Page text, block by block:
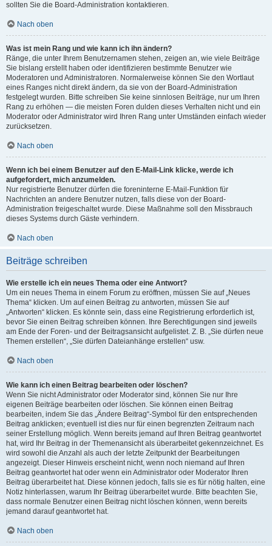
sollten Sie die Board-Administration kontaktieren.
Nach oben
Was ist mein Rang und wie kann ich ihn ändern?
Ränge, die unter Ihrem Benutzernamen stehen, zeigen an, wie viele Beiträge
Sie bislang erstellt haben oder identifizieren bestimmte Benutzer wie
Moderatoren und Administratoren. Normalerweise können Sie den Wortlaut
eines Ranges nicht direkt ändern, da sie von der Board-Administration
festgelegt wurden. Bitte schreiben Sie keine sinnlosen Beiträge, nur um Ihren
Rang zu erhöhen — die meisten Foren dulden dieses Verhalten nicht und ein
Moderator oder Administrator wird Ihren Rang unter Umständen einfach wieder
zurücksetzen.
Nach oben
Wenn ich bei einem Benutzer auf den E-Mail-Link klicke, werde ich
aufgefordert, mich anzumelden.
Nur registrierte Benutzer dürfen die foreninterne E-Mail-Funktion für
Nachrichten an andere Benutzer nutzen, falls diese von der Board-
Administration freigeschaltet wurde. Diese Maßnahme soll den Missbrauch
dieses Systems durch Gäste verhindern.
Nach oben
Beiträge schreiben
Wie erstelle ich ein neues Thema oder eine Antwort?
Um ein neues Thema in einem Forum zu eröffnen, müssen Sie auf „Neues
Thema“ klicken. Um auf einen Beitrag zu antworten, müssen Sie auf
„Antworten“ klicken. Es könnte sein, dass eine Registrierung erforderlich ist,
bevor Sie einen Beitrag schreiben können. Ihre Berechtigungen sind jeweils
am Ende der Foren- und der Beitragsansicht aufgelistet. Z. B. „Sie dürfen neue
Themen erstellen“, „Sie dürfen Dateianhänge erstellen“ usw.
Nach oben
Wie kann ich einen Beitrag bearbeiten oder löschen?
Wenn Sie nicht Administrator oder Moderator sind, können Sie nur Ihre
eigenen Beiträge bearbeiten oder löschen. Sie können einen Beitrag
bearbeiten, indem Sie das „Ändere Beitrag“-Symbol für den entsprechenden
Beitrag anklicken; eventuell ist dies nur für einen begrenzten Zeitraum nach
seiner Erstellung möglich. Wenn bereits jemand auf Ihren Beitrag geantwortet
hat, wird Ihr Beitrag in der Themenansicht als überarbeitet gekennzeichnet. Es
wird sowohl die Anzahl als auch der letzte Zeitpunkt der Bearbeitungen
angezeigt. Dieser Hinweis erscheint nicht, wenn noch niemand auf Ihren
Beitrag geantwortet hat oder wenn ein Administrator oder Moderator Ihren
Beitrag überarbeitet hat. Diese können jedoch, falls sie es für nötig halten, eine
Notiz hinterlassen, warum Ihr Beitrag überarbeitet wurde. Bitte beachten Sie,
dass normale Benutzer einen Beitrag nicht löschen können, wenn bereits
jemand darauf geantwortet hat.
Nach oben